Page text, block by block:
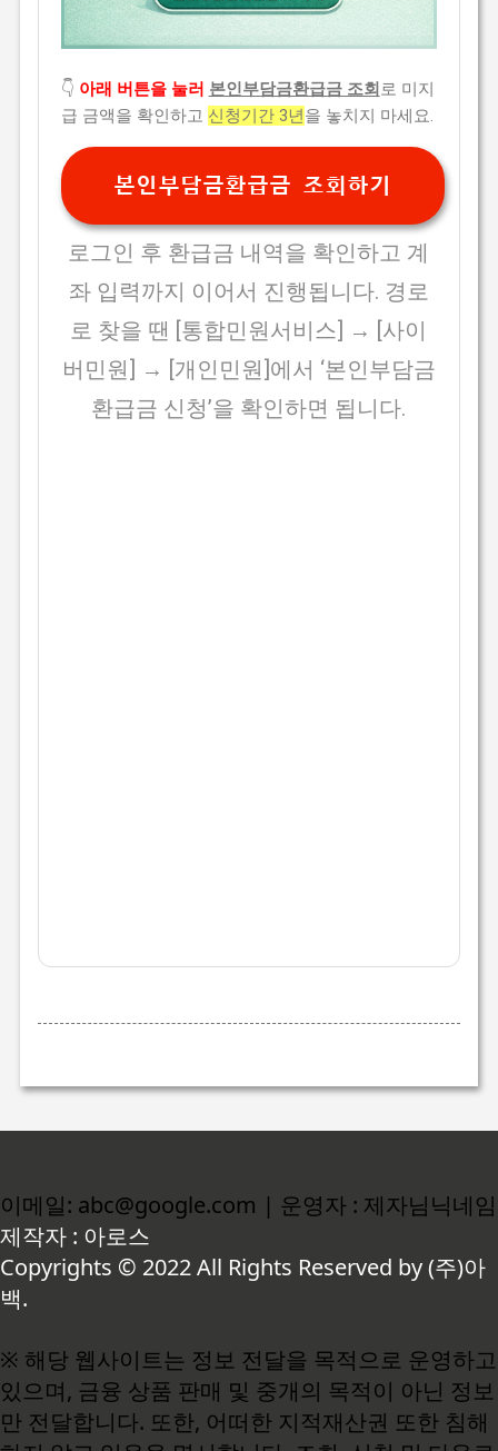
👇 아래 버튼을 눌러 본인부담금환급금 조회 로 미지
급 금액을 확인하고 신청기간 3년을 놓치지 마세요.
본인부담금환급금 조회하기
로그인 후 환급금 내역을 확인하고 계
좌 입력까지 이어서 진행됩니다. 경로
로 찾을 땐 [통합민원서비스] → [사이
버민원] → [개인민원]에서 ‘본인부담금
환급금 신청’을 확인하면 됩니다.
이메일: abc@google.com | 운영자 : 제자님닉네임
제작자 : 아로스
Copyrights © 2022 All Rights Reserved by (주)아
백.
※ 해당 웹사이트는 정보 전달을 목적으로 운영하고
있으며, 금융 상품 판매 및 중개의 목적이 아닌 정보
만 전달합니다. 또한, 어떠한 지적재산권 또한 침해